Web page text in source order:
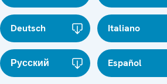
Deutsch Italiano
Русский Español